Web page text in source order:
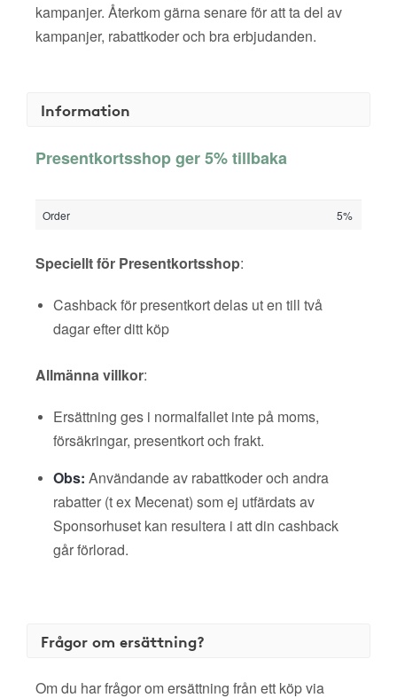
kampanjer. Återkom gärna senare för att ta del av
kampanjer, rabattkoder och bra erbjudanden.
Information
Presentkortsshop ger 5% tillbaka
Order 5%
Speciellt för Presentkortsshop:
Cashback för presentkort delas ut en till två
dagar efter ditt köp
Allmänna villkor:
Ersättning ges i normalfallet inte på moms,
försäkringar, presentkort och frakt.
Obs: Användande av rabattkoder och andra
rabatter (t ex Mecenat) som ej utfärdats av
Sponsorhuset kan resultera i att din cashback
går förlorad.
Frågor om ersättning?
Om du har frågor om ersättning från ett köp via